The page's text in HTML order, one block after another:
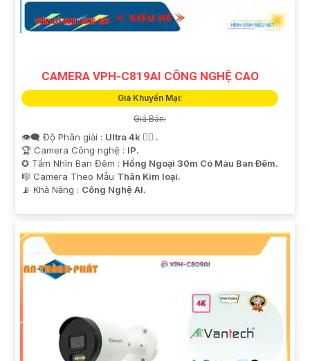
CAMERA VPH-C819AI CÔNG NGHỆ CAO
Giá Khuyến Mại:
Giá Bán:
👁️‍🗨 Độ Phân giải : Ultra 4k 👍🏾 .
🏆 Camera Công nghệ : IP.
✪ Tầm Nhìn Ban Đêm : Hồng Ngoại 30m Có Màu Ban Ðêm.
🎼️ Camera Theo Mẫu Thân Kim loại.
️📡 Khả Năng : Công Nghệ AI.